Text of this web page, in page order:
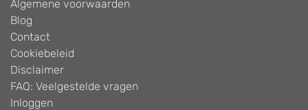
Algemene voorwaarden
Blog
Contact
Cookiebeleid
Disclaimer
FAQ: Veelgestelde vragen
Inloggen